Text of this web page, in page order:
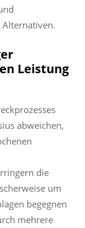
Leistung
abweichen,
die
um
begegnen
mehrere